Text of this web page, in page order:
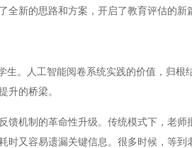
新的思路和方案，开启了教育评估的新
人工智能阅卷系统实践的价值，归根
升的桥梁。
机制的革命性升级。传统模式下，老师
又容易遗漏关键信息。很多时候，等到